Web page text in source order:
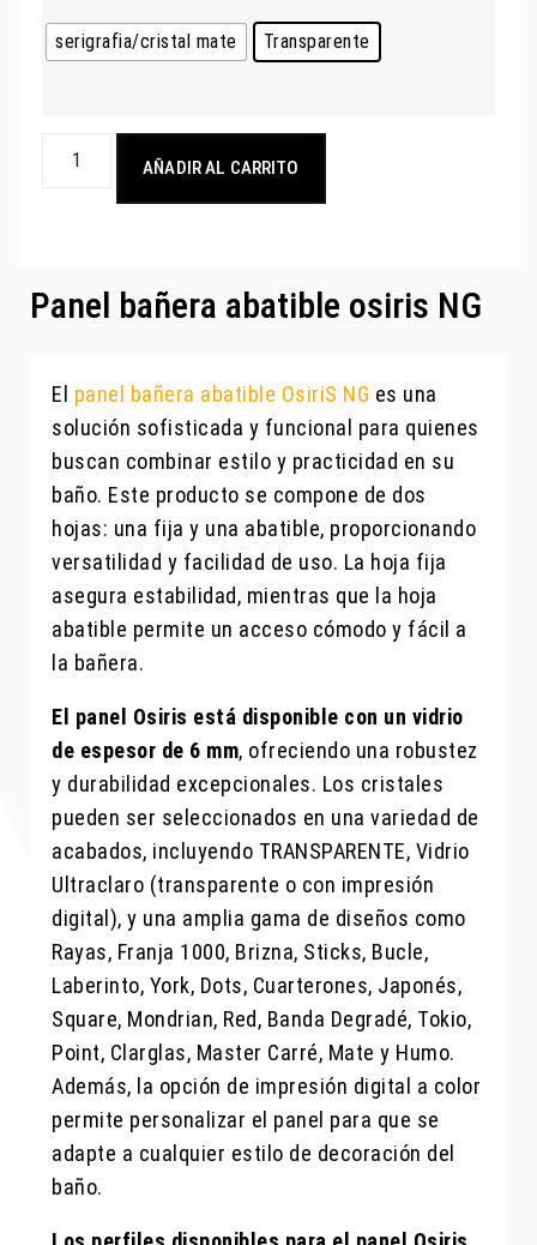
serigrafia/cristal mate Transparente
AÑADIR AL CARRITO
Panel bañera abatible osiris NG
El panel bañera abatible OsiriS NG es una
solución sofisticada y funcional para quienes
buscan combinar estilo y practicidad en su
baño. Este producto se compone de dos
hojas: una fija y una abatible, proporcionando
versatilidad y facilidad de uso. La hoja fija
asegura estabilidad, mientras que la hoja
abatible permite un acceso cómodo y fácil a
la bañera.
El panel Osiris está disponible con un vidrio
de espesor de 6 mm, ofreciendo una robustez
y durabilidad excepcionales. Los cristales
pueden ser seleccionados en una variedad de
acabados, incluyendo TRANSPARENTE, Vidrio
Ultraclaro (transparente o con impresión
digital), y una amplia gama de diseños como
Rayas, Franja 1000, Brizna, Sticks, Bucle,
Laberinto, York, Dots, Cuarterones, Japonés,
Square, Mondrian, Red, Banda Degradé, Tokio,
Point, Clarglas, Master Carré, Mate y Humo.
Además, la opción de impresión digital a color
permite personalizar el panel para que se
adapte a cualquier estilo de decoración del
baño.